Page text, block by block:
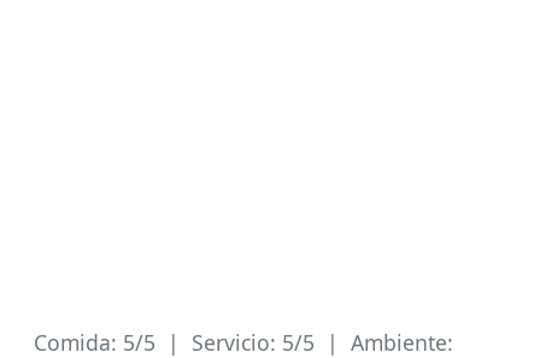
Comida: 5/5 | Servicio: 5/5 | Ambiente: